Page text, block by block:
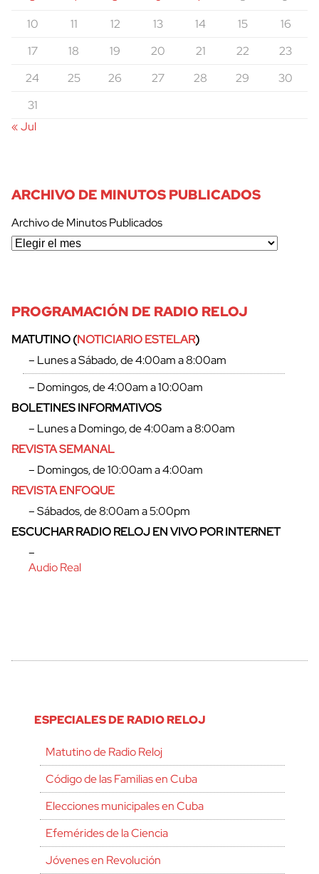
10
11 12 13 14 15
16
17
18 19 20 21 22
23
24
25 26 27 28 29
30
31
« Jul
ARCHIVO DE MINUTOS PUBLICADOS
Archivo de Minutos Publicados
PROGRAMACIÓN DE RADIO RELOJ
MATUTINO (NOTICIARIO ESTELAR)
– Lunes a Sábado, de 4:00am a 8:00am
– Domingos, de 4:00am a 10:00am
BOLETINES INFORMATIVOS
– Lunes a Domingo, de 4:00am a 8:00am
REVISTA SEMANAL
– Domingos, de 10:00am a 4:00am
REVISTA ENFOQUE
– Sábados, de 8:00am a 5:00pm
ESCUCHAR RADIO RELOJ EN VIVO POR INTERNET
–
Audio Real
ESPECIALES DE RADIO RELOJ
Matutino de Radio Reloj
Código de las Familias en Cuba
Elecciones municipales en Cuba
Efemérides de la Ciencia
Jóvenes en Revolución